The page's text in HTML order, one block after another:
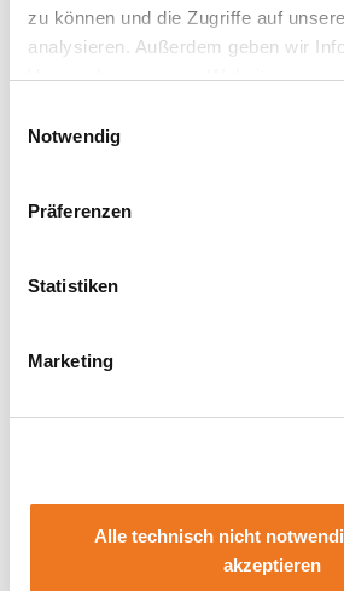
zu können und die Zugriffe auf
analysieren. Außerdem geben wir
Verwendung unserer Website an
Partner führen diese Informationen
weiteren Daten zusammen, die Sie
haben oder die sie im Rahmen Ihrer
gesammelt haben.
Notwendig
Präferenzen
Statistiken
Marketing
Alle technisch nicht
akzeptieren